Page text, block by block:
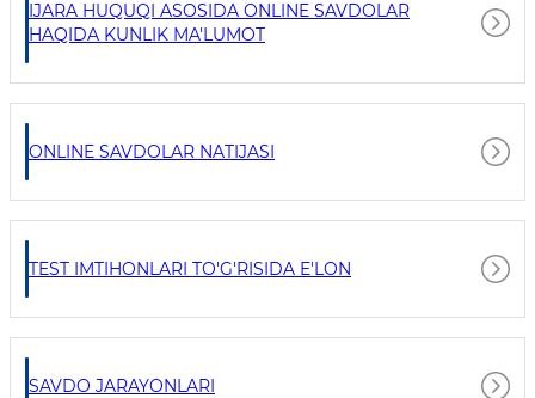
IJARA HUQUQI ASOSIDA ONLINE SAVDOLAR
HAQIDA KUNLIK MA'LUMOT
ONLINE SAVDOLAR NATIJASI
TEST IMTIHONLARI TO'G'RISIDA E'LON
SAVDO JARAYONLARI